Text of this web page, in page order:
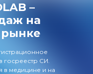
–
на
госреестр СИ.
в медицине и на